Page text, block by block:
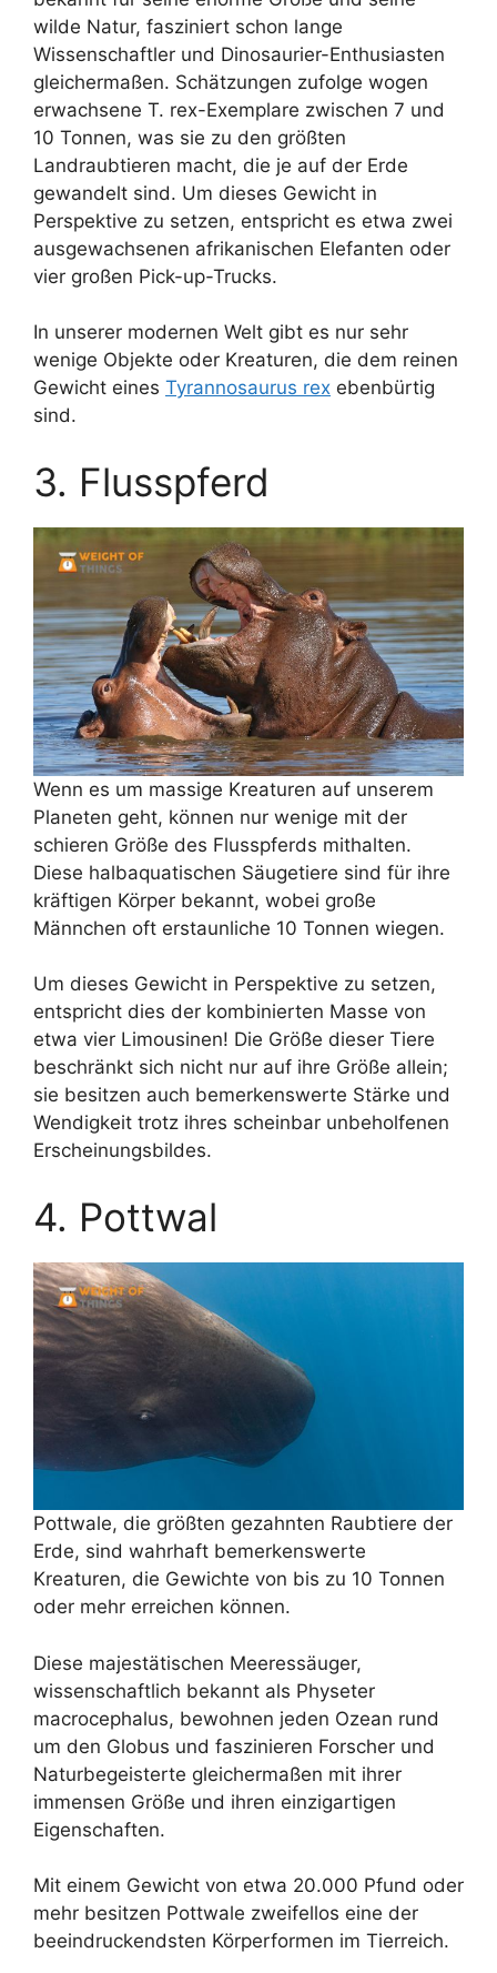
wilde Natur, fasziniert schon lange
Wissenschaftler und Dinosaurier-Enthusiasten
gleichermaßen. Schätzungen zufolge wogen
erwachsene T. rex-Exemplare zwischen 7 und
10 Tonnen, was sie zu den größten
Landraubtieren macht, die je auf der Erde
gewandelt sind. Um dieses Gewicht in
Perspektive zu setzen, entspricht es etwa zwei
ausgewachsenen afrikanischen Elefanten oder
vier großen Pick-up-Trucks.
In unserer modernen Welt gibt es nur sehr
wenige Objekte oder Kreaturen, die dem reinen
Gewicht eines Tyrannosaurus rex ebenbürtig
sind.
3. Flusspferd
Wenn es um massige Kreaturen auf unserem
Planeten geht, können nur wenige mit der
schieren Größe des Flusspferds mithalten.
Diese halbaquatischen Säugetiere sind für ihre
kräftigen Körper bekannt, wobei große
Männchen oft erstaunliche 10 Tonnen wiegen.
Um dieses Gewicht in Perspektive zu setzen,
entspricht dies der kombinierten Masse von
etwa vier Limousinen! Die Größe dieser Tiere
beschränkt sich nicht nur auf ihre Größe allein;
sie besitzen auch bemerkenswerte Stärke und
Wendigkeit trotz ihres scheinbar unbeholfenen
Erscheinungsbildes.
4. Pottwal
Pottwale, die größten gezahnten Raubtiere der
Erde, sind wahrhaft bemerkenswerte
Kreaturen, die Gewichte von bis zu 10 Tonnen
oder mehr erreichen können.
Diese majestätischen Meeressäuger,
wissenschaftlich bekannt als Physeter
macrocephalus, bewohnen jeden Ozean rund
um den Globus und faszinieren Forscher und
Naturbegeisterte gleichermaßen mit ihrer
immensen Größe und ihren einzigartigen
Eigenschaften.
Mit einem Gewicht von etwa 20.000 Pfund oder
mehr besitzen Pottwale zweifellos eine der
beeindruckendsten Körperformen im Tierreich.